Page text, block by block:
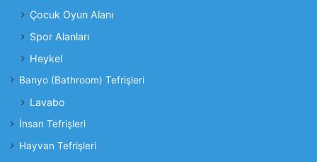
Çocuk Oyun Alanı
Spor Alanları
Heykel
Banyo (Bathroom) Tefrişleri
Lavabo
İnsan Tefrişleri
Hayvan Tefrişleri